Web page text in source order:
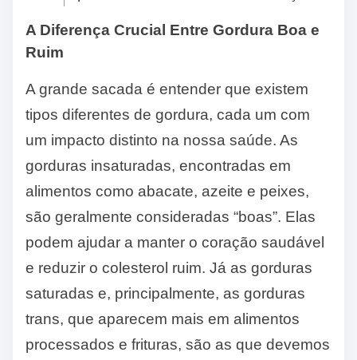
A Diferença Crucial Entre Gordura Boa e
Ruim
A grande sacada é entender que existem
tipos diferentes de gordura, cada um com
um impacto distinto na nossa saúde. As
gorduras insaturadas, encontradas em
alimentos como abacate, azeite e peixes,
são geralmente consideradas “boas”. Elas
podem ajudar a manter o coração saudável
e reduzir o colesterol ruim. Já as gorduras
saturadas e, principalmente, as gorduras
trans, que aparecem mais em alimentos
processados e frituras, são as que devemos